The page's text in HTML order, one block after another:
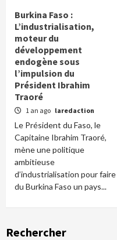
Burkina Faso :
L’industrialisation,
moteur du
développement
endogène sous
l’impulsion du
Président Ibrahim
Traoré
1 an ago laredaction
Le Président du Faso, le
Capitaine Ibrahim Traoré,
mène une politique
ambitieuse
d’industrialisation pour faire
du Burkina Faso un pays...
Rechercher